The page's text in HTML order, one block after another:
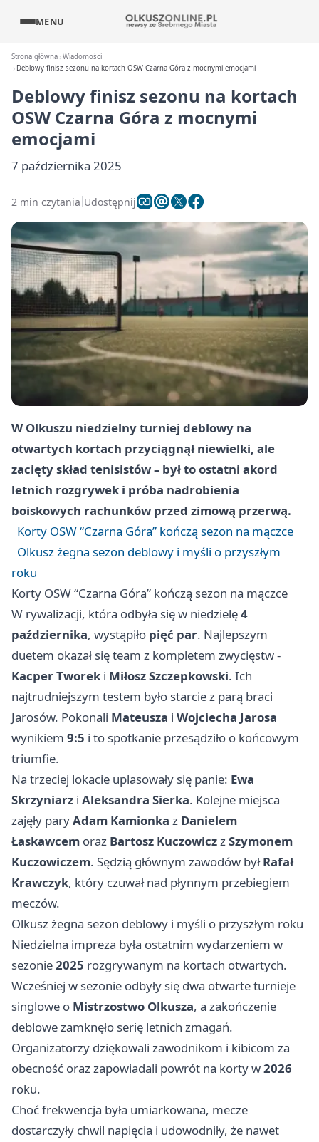
MENU
Strona główna Wiadomości
Deblowy finisz sezonu na kortach OSW Czarna Góra z mocnymi emocjami
Deblowy finisz sezonu na kortach
OSW Czarna Góra z mocnymi
emocjami
7 października 2025
2 min czytania Udostępnij
W Olkuszu niedzielny turniej deblowy na
otwartych kortach przyciągnął niewielki, ale
zacięty skład tenisistów – był to ostatni akord
letnich rozgrywek i próba nadrobienia
boiskowych rachunków przed zimową przerwą.
Korty OSW “Czarna Góra” kończą sezon na mączce
Olkusz żegna sezon deblowy i myśli o przyszłym
roku
Korty OSW “Czarna Góra” kończą sezon na mączce
W rywalizacji, która odbyła się w niedzielę4
października, wystąpiło pięć par. Najlepszym
duetem okazał się team z kompletem zwycięstw -
Kacper Tworek i Miłosz Szczepkowski. Ich
najtrudniejszym testem było starcie z parą braci
Jarosów. Pokonali Mateusza i Wojciecha Jarosa
wynikiem 9:5 i to spotkanie przesądziło o końcowym
triumfie.
Na trzeciej lokacie uplasowały się panie: Ewa
Skrzyniarz i Aleksandra Sierka. Kolejne miejsca
zajęły paryAdam Kamionka z Danielem
Łaskawcem oraz Bartosz KuczowiczzSzymonem
Kuczowiczem. Sędzią głównym zawodów byłRafał
Krawczyk, który czuwał nad płynnym przebiegiem
meczów.
Olkusz żegna sezon deblowy i myśli o przyszłym roku
Niedzielna impreza była ostatnim wydarzeniem w
sezonie2025 rozgrywanym na kortach otwartych.
Wcześniej w sezonie odbyły się dwa otwarte turnieje
singlowe o Mistrzostwo Olkusza, a zakończenie
deblowe zamknęło serię letnich zmagań.
Organizatorzy dziękowali zawodnikom i kibicom za
obecność oraz zapowiadali powrót na korty w2026
roku.
Choć frekwencja była umiarkowana, mecze
dostarczyły chwil napięcia i udowodniły, że nawet